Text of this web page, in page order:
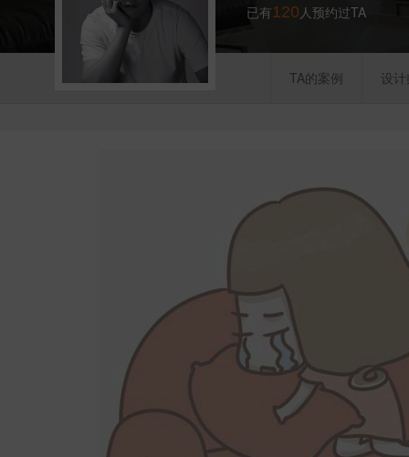
已有120 人预约过TA
TA的案例 设